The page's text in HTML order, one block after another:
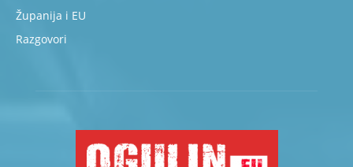
Županija i EU
Razgovori